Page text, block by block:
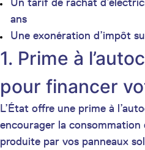
ans
Une exonération d’impôt
1. Prime à
pour financer
L’État offre une prime à
encourager la consommation
produite par vos panneaux